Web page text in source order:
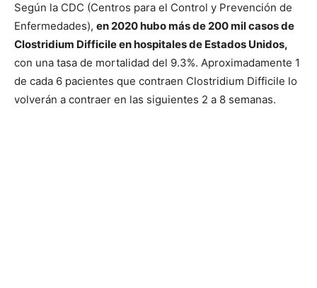
Según la CDC (Centros para el Control y Prevención de
Enfermedades), en 2020 hubo más de 200 mil casos de
Clostridium Difficile en hospitales de Estados Unidos,
con una tasa de mortalidad del 9.3%. Aproximadamente 1
de cada 6 pacientes que contraen Clostridium Difficile lo
volverán a contraer en las siguientes 2 a 8 semanas.